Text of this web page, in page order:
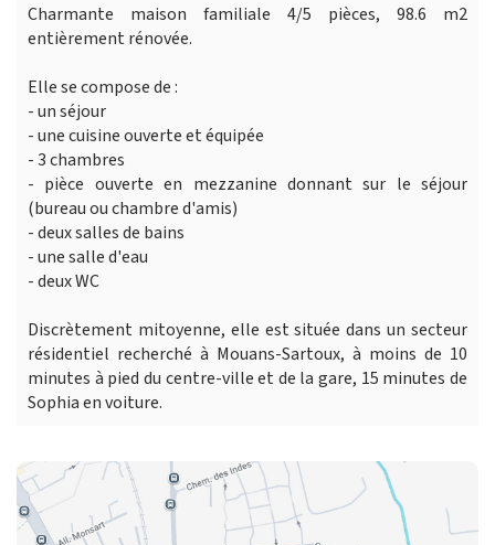
Charmante maison familiale 4/5 pièces, 98.6 m2
entièrement rénovée.
Elle se compose de :
- un séjour
- une cuisine ouverte et équipée
- 3 chambres
- pièce ouverte en mezzanine donnant sur le séjour
(bureau ou chambre d'amis)
- deux salles de bains
- une salle d'eau
- deux WC
Discrètement mitoyenne, elle est située dans un secteur
résidentiel recherché à Mouans-Sartoux, à moins de 10
minutes à pied du centre-ville et de la gare, 15 minutes de
Sophia en voiture.